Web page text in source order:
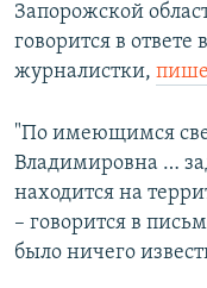
Запорожской
говорится в
журналистки,
"По имеющимся
Владимировна …
находится на
– говорится в
было ничего